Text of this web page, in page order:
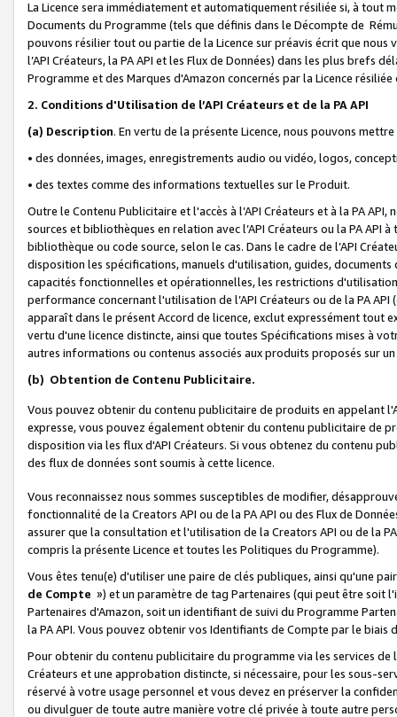
La Licence sera immédiatement et automatiquement résiliée si, à
Documents du Programme (tels que définis dans le Décompte de
pouvons résilier tout ou partie de la Licence sur préavis écrit que
l’API Créateurs, la PA API et les Flux de Données) dans les plus
Programme et des Marques d'Amazon concernés par la Licence
2. Conditions d'Utilisation de l’API Créateurs et de la PA API
(a) Description. En vertu de la présente Licence, nous pouvons
• des données, images, enregistrements audio ou vidéo, logos,
• des textes comme des informations textuelles sur le Produit.
Outre le Contenu Publicitaire et l'accès à l’API Créateurs et à la PA
sources et bibliothèques en relation avec l’API Créateurs ou la PA
bibliothèque ou code source, selon le cas. Dans le cadre de l’API
disposition les spécifications, manuels d'utilisation, guides,
capacités fonctionnelles et opérationnelles, les restrictions
performance concernant l'utilisation de l’API Créateurs ou de la PA
apparaît dans le présent Accord de licence, exclut expressément tout
vertu d'une licence distincte, ainsi que toutes Spécifications mises à
autres informations ou contenus associés aux produits proposés sur
(b) Obtention de Contenu Publicitaire.
Vous pouvez obtenir du contenu publicitaire de produits en appelant
expresse, vous pouvez également obtenir du contenu publicitaire de
disposition via les flux d'API Créateurs. Si vous obtenez du contenu
des flux de données sont soumis à cette licence.
Vous reconnaissez nous sommes susceptibles de modifier,
fonctionnalité de la Creators API ou de la PA API ou des Flux de
assurer que la consultation et l'utilisation de la Creators API ou de la
compris la présente Licence et toutes les Politiques du Programme).
Vous êtes tenu(e) d'utiliser une paire de clés publiques, ainsi qu'une
de Compte ») et un paramètre de tag Partenaires (qui peut être soit
Partenaires d'Amazon, soit un identifiant de suivi du Programme
la PA API. Vous pouvez obtenir vos Identifiants de Compte par le biais
Pour obtenir du contenu publicitaire du programme via les services
Créateurs et une approbation distincte, si nécessaire, pour les sous-
réservé à votre usage personnel et vous devez en préserver la
ou divulguer de toute autre manière votre clé privée à toute autre